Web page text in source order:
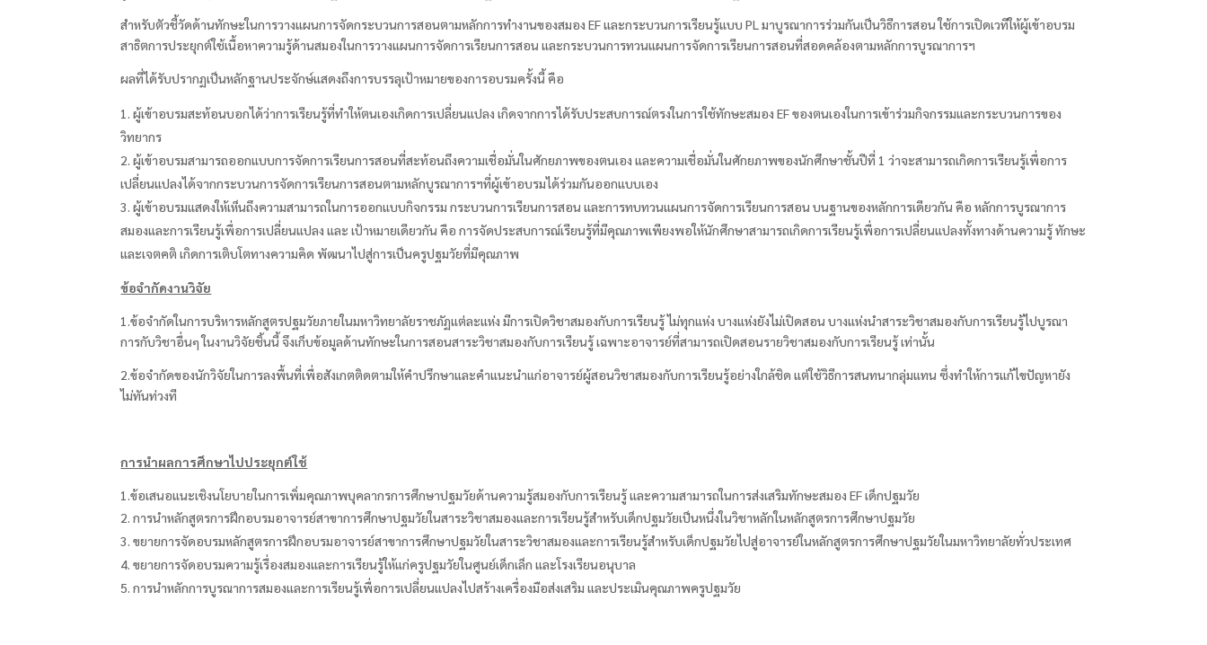
สำหรับตัวชี้วัดด้านทักษะในการวางแผนการจัดกระบวนการสอนตามหลักการทำงานของสมอง EFและกระบวนการเรียนรู้แบบPLมาบูรณาการร่วมกันเป็นวิธีการสอน ใช้การเปิดเวทีให้ผู้เข้าอบรม
สาธิตการประยุกต์ใช้เนื้อหาความรู้ด้านสมองในการวางแผนการจัดการเรียนการสอน และกระบวนการทวนแผนการจัดการเรียนการสอนที่สอดคล้องตามหลักการบูรณาการฯ
ผลที่ได้รับปรากฏเป็นหลักฐานประจักษ์แสดงถึงการบรรลุเป้าหมายของการอบรมครั้งนี้ คือ
ผู้เข้าอบรมสะท้อนบอกได้ว่าการเรียนรู้ที่ทำให้ตนเองเกิดการเปลี่ยนแปลง เกิดจากการได้รับประสบการณ์ตรงในการใช้ทักษะสมอง EFของตนเองในการเข้าร่วมกิจกรรมและกระบวนการของ
วิทยากร
ผู้เข้าอบรมสามารถออกแบบการจัดการเรียนการสอนที่สะท้อนถึงความเชื่อมั่นในศักยภาพของตนเอง และความเชื่อมั่นในศักยภาพของนักศึกษาชั้นปีที่ 1ว่าจะสามารถเกิดการเรียนรู้เพื่อการ
เปลี่ยนแปลงได้จากกระบวนการจัดการเรียนการสอนตามหลักบูรณาการฯที่ผู้เข้าอบรมได้ร่วมกันออกแบบเอง
ผู้เข้าอบรมแสดงให้เห็นถึงความสามารถในการออกแบบกิจกรรม กระบวนการเรียนการสอน และการทบทวนแผนการจัดการเรียนการสอน บนฐานของหลักการเดียวกัน คือ หลักการบูรณาการ
สมองและการเรียนรู้เพื่อการเปลี่ยนแปลง และ เป้าหมายเดียวกัน คือ การจัดประสบการณ์เรียนรู้ที่มีคุณภาพเพียงพอให้นักศึกษาสามารถเกิดการเรียนรู้เพื่อการเปลี่ยนแปลงทั้งทางด้านความรู้ ทักษะ
และเจตคติ เกิดการเติบโตทางความคิด พัฒนาไปสู่การเป็นครูปฐมวัยที่มีคุณภาพ
ข้อจำกัดงานวิจัย
1.ข้อจำกัดในการบริหารหลักสูตรปฐมวัยภายในมหาวิทยาลัยราชภัฏแต่ละแห่ง มีการเปิดวิชาสมองกับการเรียนรู้ ไม่ทุกแห่ง บางแห่งยังไม่เปิดสอน บางแห่งนำสาระวิชาสมองกับการเรียนรู้ไปบูรณา
การกับวิชาอื่นๆ ในงานวิจัยชิ้นนี้ จึงเก็บข้อมูลด้านทักษะในการสอนสาระวิชาสมองกับการเรียนรู้ เฉพาะอาจารย์ที่สามารถเปิดสอนรายวิชาสมองกับการเรียนรู้ เท่านั้น
2.ข้อจำกัดของนักวิจัยในการลงพื้นที่เพื่อสังเกตติดตามให้คำปรึกษาและคำแนะนำแก่อาจารย์ผู้สอนวิชาสมองกับการเรียนรู้อย่างใกล้ชิด แต่ใช้วิธีการสนทนากลุ่มแทน ซึ่งทำให้การแก้ไขปัญหายัง
ไม่ทันท่วงที
การนำผลการศึกษาไปประยุกต์ใช้
1.ข้อเสนอแนะเชิงนโยบายในการเพิ่มคุณภาพบุคลากรการศึกษาปฐมวัยด้านความรู้สมองกับการเรียนรู้ และความสามารถในการส่งเสริมทักษะสมอง EFเด็กปฐมวัย
การนำหลักสูตรการฝึกอบรมอาจารย์สาขาการศึกษาปฐมวัยในสาระวิชาสมองและการเรียนรู้สำหรับเด็กปฐมวัยเป็นหนึ่งในวิชาหลักในหลักสูตรการศึกษาปฐมวัย
ขยายการจัดอบรมหลักสูตรการฝึกอบรมอาจารย์สาขาการศึกษาปฐมวัยในสาระวิชาสมองและการเรียนรู้สำหรับเด็กปฐมวัยไปสู่อาจารย์ในหลักสูตรการศึกษาปฐมวัยในมหาวิทยาลัยทั่วประเทศ
ขยายการจัดอบรมความรู้เรื่องสมองและการเรียนรู้ให้แก่ครูปฐมวัยในศูนย์เด็กเล็ก และโรงเรียนอนุบาล
การนำหลักการบูรณาการสมองและการเรียนรู้เพื่อการเปลี่ยนแปลงไปสร้างเครื่องมือส่งเสริม และประเมินคุณภาพครูปฐมวัย